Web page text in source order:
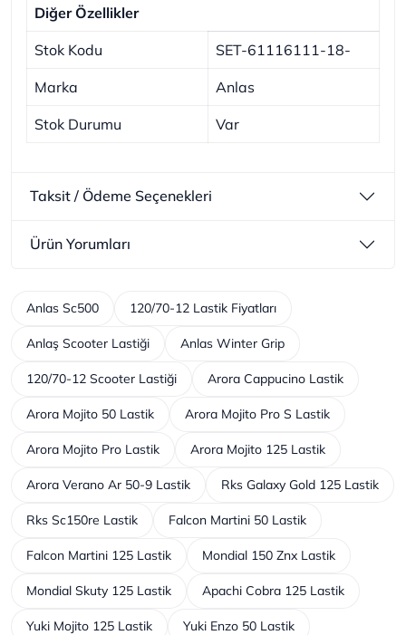
Diğer Özellikler
Stok Kodu SET-61116111-18-
Marka Anlas
Stok Durumu Var
Taksit / Ödeme Seçenekleri
Ürün Yorumları
Anlas Sc500 120/70-12 Lastik Fiyatları
Anlaş Scooter Lastiği Anlas Winter Grip
120/70-12 Scooter Lastiği Arora Cappucino Lastik
Arora Mojito 50 Lastik Arora Mojito Pro S Lastik
Arora Mojito Pro Lastik Arora Mojito 125 Lastik
Arora Verano Ar 50-9 Lastik Rks Galaxy Gold 125 Lastik
Rks Sc150re Lastik Falcon Martini 50 Lastik
Falcon Martini 125 Lastik Mondial 150 Znx Lastik
Mondial Skuty 125 Lastik Apachi Cobra 125 Lastik
Yuki Mojito 125 Lastik Yuki Enzo 50 Lastik